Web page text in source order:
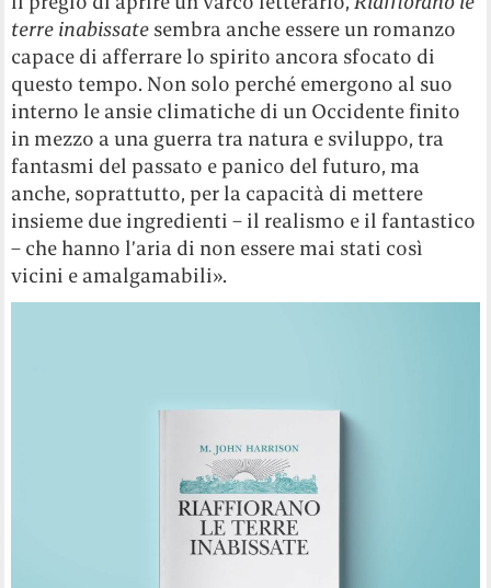
terre inabissate sembra anche essere un romanzo
capace di afferrare lo spirito ancora sfocato di
questo tempo. Non solo perché emergono al suo
interno le ansie climatiche di un Occidente finito
in mezzo a una guerra tra natura e sviluppo, tra
fantasmi del passato e panico del futuro, ma
anche, soprattutto, per la capacità di mettere
insieme due ingredienti – il realismo e il fantastico
– che hanno l’aria di non essere mai stati così
vicini e amalgamabili».